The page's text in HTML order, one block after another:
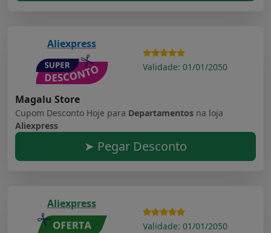
Aliexpress
Validade: 01/01/2050
Magalu Store
Cupom Desconto Hoje para Departamentos na loja
Aliexpress
➤ Pegar Desconto
Aliexpress
Validade: 01/01/2050